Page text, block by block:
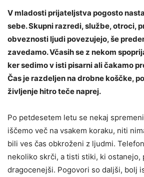
V mladosti prijateljstva pogosto
sebe. Skupni razredi, službe, otroci,
obveznosti ljudi povezujejo, še
zavedamo. Včasih se z nekom
ker sedimo v isti pisarni ali čakamo
Čas je razdeljen na drobne koščke,
življenje hitro teče naprej.
Po petdesetem letu se nekaj
iščemo več na vsakem koraku, niti
bili ves čas obkroženi z ljudmi.
nekoliko skrči, a tisti stiki, ki ostanejo,
dragocenejši. Pogovori so daljši, bolj